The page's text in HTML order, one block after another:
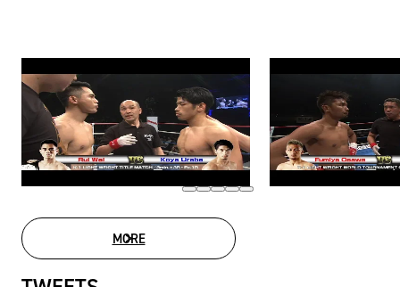
MOREMOVIE LIST